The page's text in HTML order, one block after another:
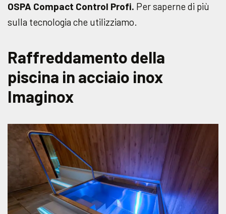
OSPA Compact Control Profi. Per saperne di più
sulla tecnologia che utilizziamo.
Raffreddamento della
piscina in acciaio inox
Imaginox